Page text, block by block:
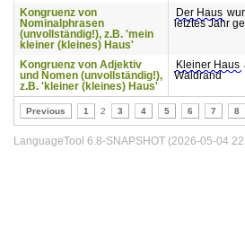
Kongruenz von
Nominalphrasen
(unvollständig!), z.B. 'mein
kleiner (kleines) Haus'
Der Haus
letztes Jahr
Kongruenz von Adjektiv
und Nomen (unvollständig!),
z.B. 'kleiner (kleines) Haus'
Kleiner Haus
Waldrand
Previous 1 2 3 4 5 6 7 8
LanguageTool 6.8-SNAPSHOT (2026-05-04